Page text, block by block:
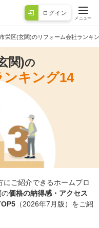
ログイン
メニュー
栄区(玄関)のリフォーム会社ランキ
関)の
ンキング14
ご紹介できるホームプロ
の価格の納得感・アクセス
（2026年7月版）をご紹